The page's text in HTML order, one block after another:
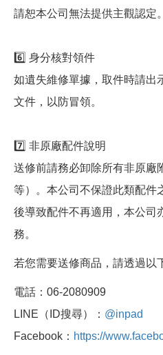
請恕本公司無法提供主觀認定。
6️⃣ 身分核對領件
如遺失維修單據，取件時請出
文件，以防冒領。
7️⃣ 非原廠配件說明
送修前請務必卸除所有非原廠
等）。本公司不保證此類配件
後導致配件不再適用，本公司
務。
若您需要送修商品，請透過以
電話：06-2080909
LINE（ID搜尋）： @inpad
Facebook： https://